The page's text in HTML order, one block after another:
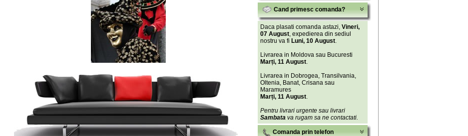
Cand primesc comanda?
Daca plasati comanda astazi, Vineri,
07 August, expedierea din sediul
nostru va fi Luni, 10 August.
Livrarea in Moldova sau Bucuresti
Marți, 11 August.
Livrarea in Dobrogea, Transilvania,
Oltenia, Banat, Crisana sau
Maramures
Marți, 11 August.
Pentru livrari urgente sau livrari
Sambata va rugam sa ne contactati.
Comanda prin telefon